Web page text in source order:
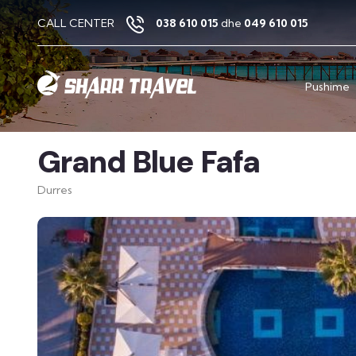
CALL CENTER 038 610 015 dhe 049 610 015
Pushime
Grand Blue Fafa
Durres